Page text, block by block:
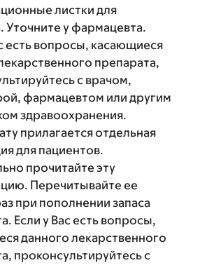
листки для
Уточните у фармацевта.
есть вопросы, касающиеся
препарата,
с врачом,
фармацевтом или другим
здравоохранения.
прилагается отдельная
для пациентов.
прочитайте эту
Перечитывайте ее
при пополнении запаса
Если у Вас есть вопросы,
данного лекарственного
проконсультируйтесь с